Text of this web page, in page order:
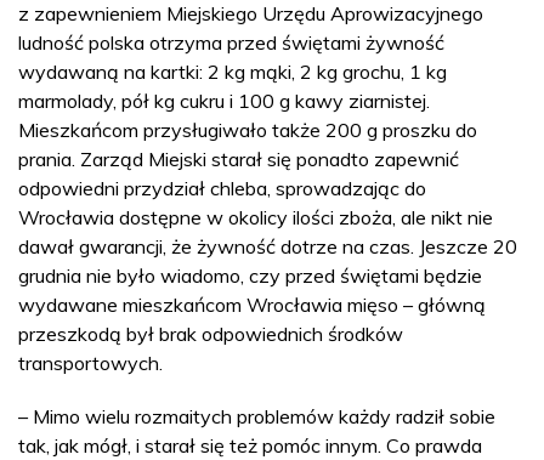
z zapewnieniem Miejskiego Urzędu Aprowizacyjnego
ludność polska otrzyma przed świętami żywność
wydawaną na kartki: 2 kg mąki, 2 kg grochu, 1 kg
marmolady, pół kg cukru i 100 g kawy ziarnistej.
Mieszkańcom przysługiwało także 200 g proszku do
prania. Zarząd Miejski starał się ponadto zapewnić
odpowiedni przydział chleba, sprowadzając do
Wrocławia dostępne w okolicy ilości zboża, ale nikt nie
dawał gwarancji, że żywność dotrze na czas. Jeszcze 20
grudnia nie było wiadomo, czy przed świętami będzie
wydawane mieszkańcom Wrocławia mięso – główną
przeszkodą był brak odpowiednich środków
transportowych.
– Mimo wielu rozmaitych problemów każdy radził sobie
tak, jak mógł, i starał się też pomóc innym. Co prawda